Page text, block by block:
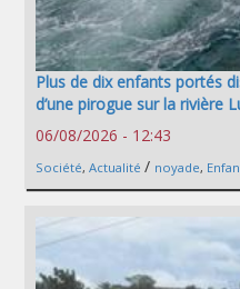
Plus de dix enfants portés
d’une pirogue sur la rivière
06/08/2026 - 12:43
Société, Actualité / noyade,